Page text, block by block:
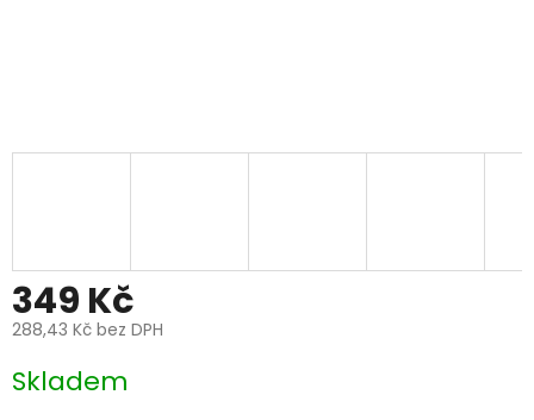
349 Kč
288,43 Kč bez DPH
cena:
Skladem